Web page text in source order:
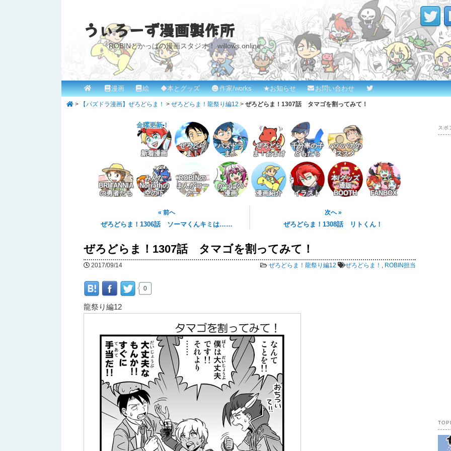
うぃろーず漫画製作所
ROBINとかっぱの漫画スタジオ！ willows.online
メ
イ
メ
イ
移
漫画 絵 ◆本とグッズ 作家/works ★お知らせ お問い合わせ
> 【パズドラ漫画】ぜろどらま！ > ぜろどらま！龍祭り編12 > ぜろどらま！1307話 タマゴを割ってみて！
新着漫画
金曜更新！
ぜろどら
ま！
パズドラ
ま！
ぜろどら
ま！おまけ
千分率の子
どもたち
パパバカの
ススメ
BRITANNIA
の勇者たち
みんな
Norrathの
空の下
ROBINの
まんがコー
ナー
かっぱの
漫画
漫画紹介 イラスト
本/グッズ
通販
BOOTH
FANBOX
« 前へ
ぜろどらま！1306話 ソーマくんキミは……
次へ »
ぜろどらま！1308話 リトくん！
ぜろどらま！1307話 タマゴを割ってみて！
2017/09/14 ぜろどらま！龍祭り編12 ぜろどらま！ , ROBIN担当
0
龍祭り編12
スポ